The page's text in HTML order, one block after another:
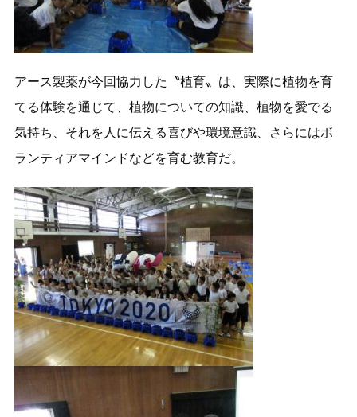
アース製薬が今回協力した〝植育〟は、実際に植物を育
てる体験を通じて、植物についての知識、植物を愛でる
気持ち、それを人に伝える喜びや環境意識、さらにはボ
ランティアマインドなどを育む教育だ。